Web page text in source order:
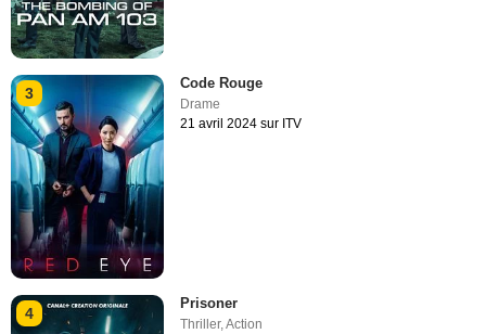
3
Code Rouge
Drame
21 avril 2024 sur ITV
4
Prisoner
Thriller,Action